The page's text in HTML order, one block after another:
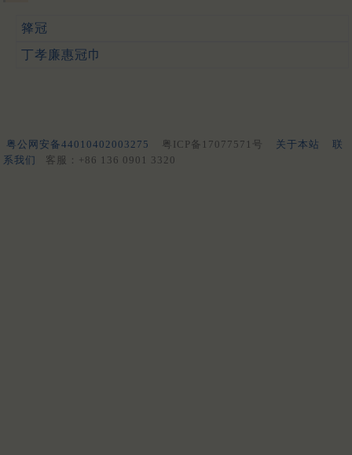
箨冠
丁孝廉惠冠巾
粤公网安备44010402003275 粤ICP备17077571号 关于本站
联
系我们
客服：+86 136 0901 3320